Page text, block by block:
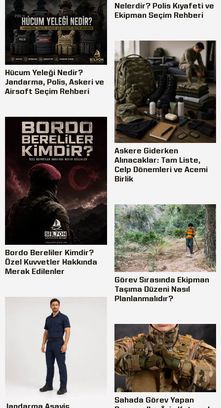
Hücum Yeleği Nedir?
Jandarma, Polis, Askeri ve
Airsoft Seçim Rehberi
Bordo Bereliler Kimdir?
Özel Kuvvetler Hakkında
Merak Edilenler
Nelerdir? Polis Kıyafeti ve
Ekipman Seçim Rehberi
Askere Giderken
Alınacaklar: Tam Liste,
Celp Dönemleri ve Acemi
Birlik
Görev Sırasında Ekipman
Taşıma Düzeni Nasıl
Planlanmalıdır?
Sahada Görev Yapan